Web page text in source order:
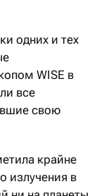
одних и тех
WISE в
все
свою
крайне
излучения в